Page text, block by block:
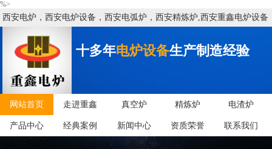
%>
西安电炉，西安电炉设备，西安电弧炉，西安精炼炉,西安重鑫电炉设备
有限公司
十多年电炉设备生产制造经验
网站首页 走进重鑫 真空炉 精炼炉 电渣炉
产品中心 经典案例 新闻中心 资质荣誉 联系我们